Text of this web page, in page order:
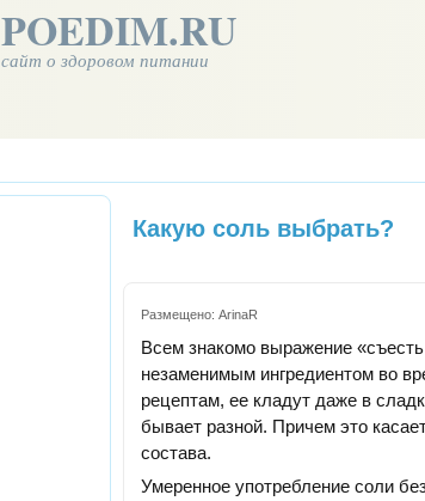
POEDIM.RU
сайт о здоровом питании
Какую соль выбрать?
Размещено: ArinaR
Всем знакомо выражение
незаменимым ингредиентом во
рецептам, ее кладут даже в
бывает разной. Причем это
состава.
Умеренное употребление соли